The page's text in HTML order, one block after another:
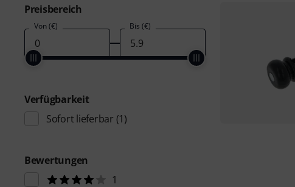
Preisbereich
Von (€) Bis (€)
Verfügbarkeit
Sofort lieferbar (1)
Bewertungen
1